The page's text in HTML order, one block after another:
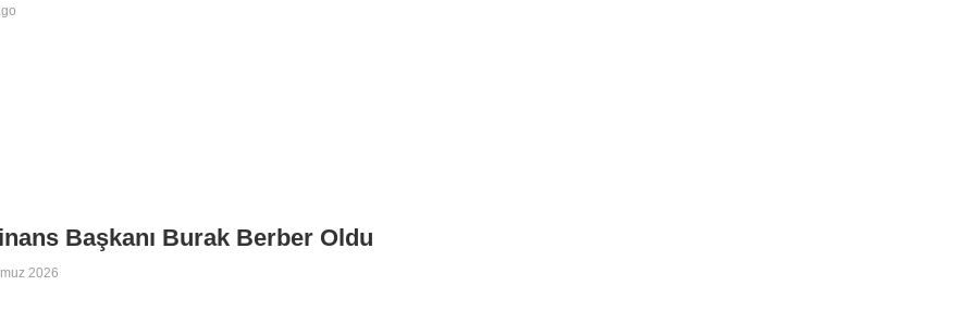
Başkanı Burak Berber Oldu
2026